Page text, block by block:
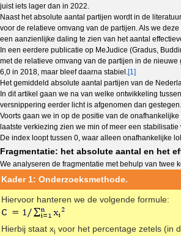
juist iets lager dan in 2022.
Naast het absolute aantal partijen wordt in de
voor de relatieve omvang van de partijen. Als we
een aanzienlijke daling te zien van het aantal
In een eerdere publicatie op MeJudice (Gradus,
met de relatieve omvang van de partijen in de
6,0 in 2018, maar bleef daarna stabiel.[1]
Het gemiddeld absolute aantal partijen van de
In dit artikel gaan we na van welke ontwikkeling
versnippering eerder licht is afgenomen dan
Voorts gaan we in op de positie van de
laatste verkiezing zien we min of meer een
De index loopt tussen 0, waar alleen onafhankelijke
Fragmentatie: het absolute aantal en het
We analyseren de fragmentatie met behulp van twee
Kader 1: Onderzoeksmethode.
Hiervoor hanteren we de volgende formule:
Hierbij staat xi voor het percentage zetels (in